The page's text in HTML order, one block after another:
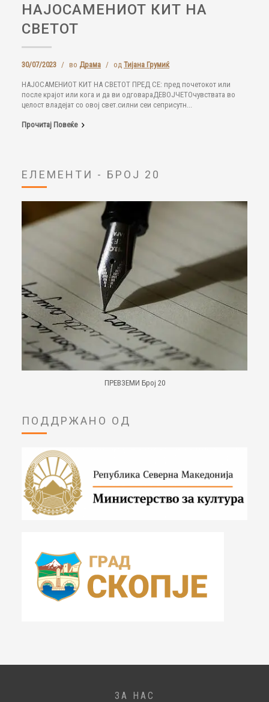
НАЈОСАМЕНИОТ КИТ НА
СВЕТОТ
30/07/2023 / во Драма / од Тијана Грумиќ
НАЈОСАМЕНИОТ КИТ НА СВЕТОТ ПРЕД СЕ: пред почетокот или
после крајот или кога и да ви одговараДЕВОЈЧЕТОчувствата во
целост владејат со овој свет.силни сеи сеприсутн...
Прочитај Повеќе
ЕЛЕМЕНТИ - БРОЈ 20
ПРЕВЗЕМИ Број 20
ПОДДРЖАНО ОД
ЗА НАС